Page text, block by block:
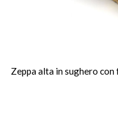
Zeppa alta in sughero